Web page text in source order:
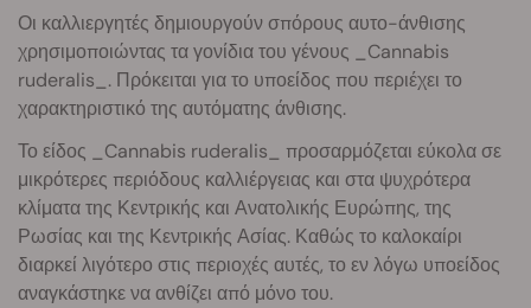
Οι καλλιεργητές δημιουργούν σπόρους αυτο-άνθισης
χρησιμοποιώντας τα γονίδια του γένους _Cannabis
ruderalis_. Πρόκειται για το υποείδος που περιέχει το
χαρακτηριστικό της αυτόματης άνθισης.
Το είδος _Cannabis ruderalis_ προσαρμόζεται εύκολα σε
μικρότερες περιόδους καλλιέργειας και στα ψυχρότερα
κλίματα της Κεντρικής και Ανατολικής Ευρώπης, της
Ρωσίας και της Κεντρικής Ασίας. Καθώς το καλοκαίρι
διαρκεί λιγότερο στις περιοχές αυτές, το εν λόγω υποείδος
αναγκάστηκε να ανθίζει από μόνο του.